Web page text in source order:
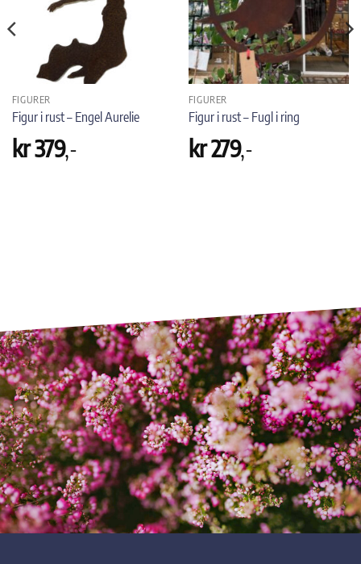
FIGURER
Figur i rust – Engel Aurelie
kr379,-
FIGURER
Figur i rust – Fugl i ring
kr279,-